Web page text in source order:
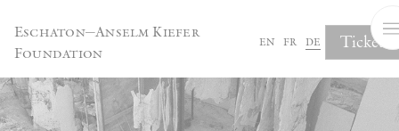
Eschaton—Anselm Kiefer
Foundation
en fr de Tickets